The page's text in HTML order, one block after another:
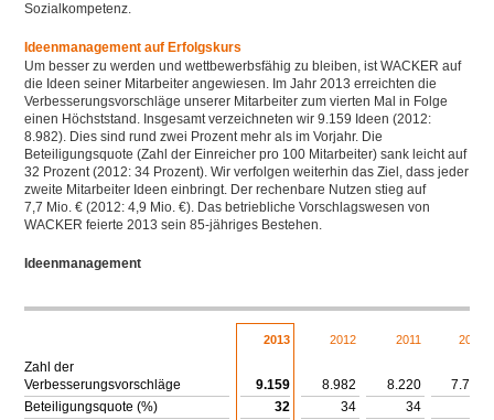
Sozialkompetenz.
Ideenmanagement auf Erfolgskurs
Um besser zu werden und wettbewerbsfähig zu bleiben, ist WACKER auf
die Ideen seiner Mitarbeiter angewiesen. Im Jahr 2013 erreichten die
Verbesserungsvorschläge unserer Mitarbeiter zum vierten Mal in Folge
einen Höchststand. Insgesamt verzeichneten wir 9.159 Ideen (2012:
8.982). Dies sind rund zwei Prozent mehr als im Vorjahr. Die
Beteiligungsquote (Zahl der Einreicher pro 100 Mitarbeiter) sank leicht auf
32 Prozent (2012: 34 Prozent). Wir verfolgen weiterhin das Ziel, dass jeder
zweite Mitarbeiter Ideen einbringt. Der rechenbare Nutzen stieg auf
7,7 Mio. € (2012: 4,9 Mio. €). Das betriebliche Vorschlagswesen von
WACKER feierte 2013 sein 85-jähriges Bestehen.
Ideenmanagement
2013 2012 2011 2010
Zahl der
Verbesserungsvorschläge
9.159 8.982 8.220
7.702
Beteiligungsquote (%)
32 34 34